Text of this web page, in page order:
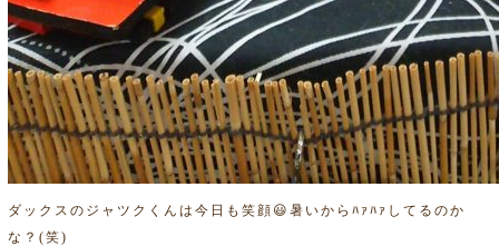
ダックスのジャツクくんは今日も笑顔😃暑いからﾊｧﾊｧしてるのか
な？(笑)